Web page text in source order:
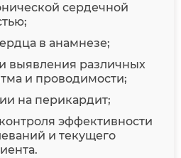
сердечной
в анамнезе;
выявления различных
и проводимости;
на перикардит;
эффективности
и текущего